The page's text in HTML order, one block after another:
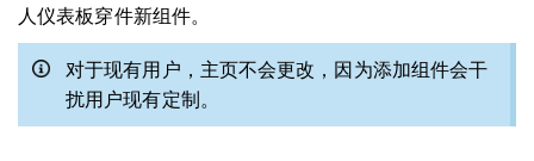
人仪表板穿件新组件。
对于现有用户，主页不会更改，因为添加组件会干
扰用户现有定制。